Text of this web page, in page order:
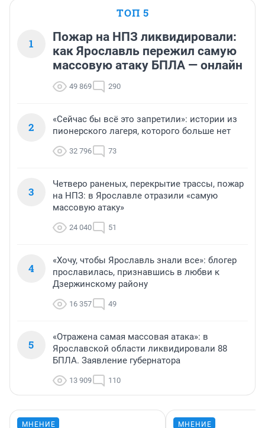
ТОП 5
1
Пожар на НПЗ ликвидировали:
как Ярославль пережил самую
массовую атаку БПЛА — онлайн
49 869 290
2
«Сейчас бы всё это запретили»: истории из
пионерского лагеря, которого больше нет
32 796 73
3
Четверо раненых, перекрытие трассы, пожар
на НПЗ: в Ярославле отразили «самую
массовую атаку»
24 040 51
4
«Хочу, чтобы Ярославль знали все»: блогер
прославилась, признавшись в любви к
Дзержинскому району
16 357 49
5
«Отражена самая массовая атака»: в
Ярославской области ликвидировали 88
БПЛА. Заявление губернатора
13 909 110
МНЕНИЕ МНЕНИЕ